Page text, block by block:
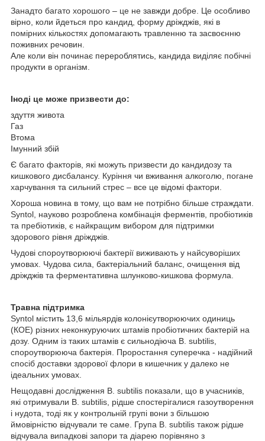
Занадто багато хорошого – це не завжди добре. Це особливо
вірно, коли йдеться про кандид, форму дріжджів, які в
помірних кількостях допомагають травленню та засвоєнню
поживних речовин.
Але коли він починає перероблятись, кандида виділяє побічні
продукти в організм.
Іноді це може призвести до:
здуття живота
Газ
Втома
Імунний збій
Є багато факторів, які можуть призвести до кандидозу та
кишкового дисбалансу. Куріння чи вживання алкоголю, погане
харчування та сильний стрес – все це відомі фактори.
Хороша новина в тому, що вам не потрібно більше страждати.
Syntol, науково розроблена комбінація ферментів, пробіотиків
та пребіотиків, є найкращим вибором для підтримки
здорового рівня дріжджів.
Чудові спороутворюючі бактерії виживають у найсуворіших
умовах. Чудова сила, бактеріальний баланс, очищення від
дріжджів та ферментативна шлунково-кишкова формула.
Травна підтримка
Syntol містить 13,6 мільярдів колонієутворюючих одиниць
(КОЕ) різних неконкуруючих штамів пробіотичних бактерій на
дозу. Одним із таких штамів є сильнодіюча B. subtilis,
спороутворююча бактерія. Проростання суперечка - надійний
спосіб доставки здорової флори в кишечник у далеко не
ідеальних умовах.
Нещодавні дослідження B. subtilis показали, що в учасників,
які отримували B. subtilis, рідше спостерігалися газоутворення
і нудота, тоді як у контрольній групі вони з більшою
ймовірністю відчували те саме. Група B. subtilis також рідше
відчувала випадкові запори та діарею порівняно з